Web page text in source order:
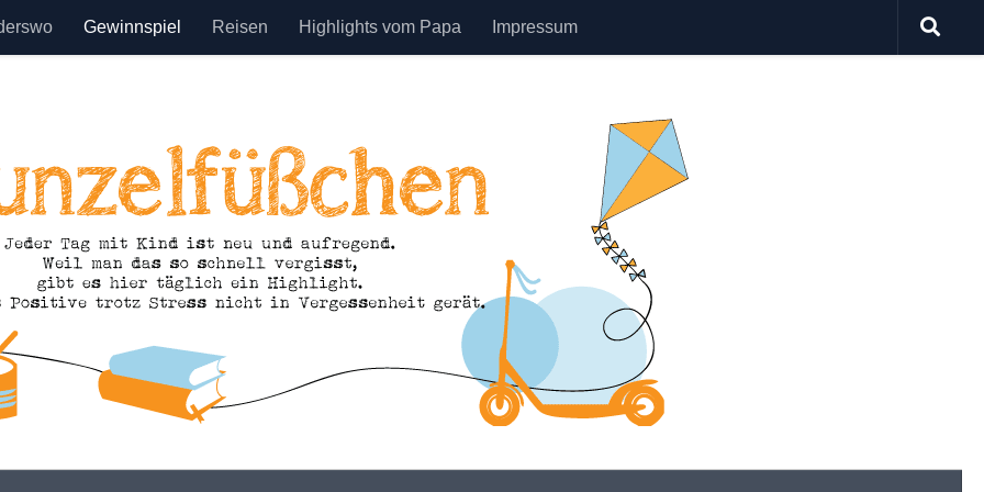
Gewinnspiel Reisen Highlights vom Papa Impressum